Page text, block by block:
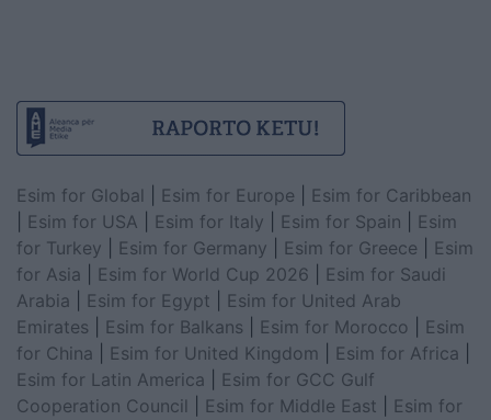
Esim for Global Esim for Europe
Esim for Caribbean
Esim for USA Esim for Italy Esim for Spain
Esim
for Turkey
Esim for Germany Esim for Greece
Esim
for Asia
Esim for World Cup 2026
Esim for Saudi
Arabia
Esim for Egypt
Esim for United Arab
Emirates
Esim for Balkans Esim for Morocco
Esim
for China
Esim for United Kingdom Esim for Africa
Esim for Latin America
Esim for GCC Gulf
Cooperation Council
Esim for Middle East
Esim for